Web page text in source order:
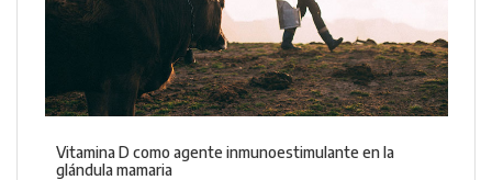
Vitamina D como agente inmunoestimulante en la
glándula mamaria